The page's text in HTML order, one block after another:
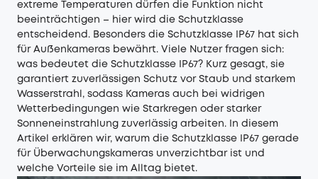
extreme Temperaturen dürfen die Funktion nicht
beeinträchtigen – hier wird die Schutzklasse
entscheidend. Besonders die Schutzklasse IP67 hat sich
für Außenkameras bewährt. Viele Nutzer fragen sich:
was bedeutet die Schutzklasse IP67? Kurz gesagt, sie
garantiert zuverlässigen Schutz vor Staub und starkem
Wasserstrahl, sodass Kameras auch bei widrigen
Wetterbedingungen wie Starkregen oder starker
Sonneneinstrahlung zuverlässig arbeiten. In diesem
Artikel erklären wir, warum die Schutzklasse IP67 gerade
für Überwachungskameras unverzichtbar ist und
welche Vorteile sie im Alltag bietet.